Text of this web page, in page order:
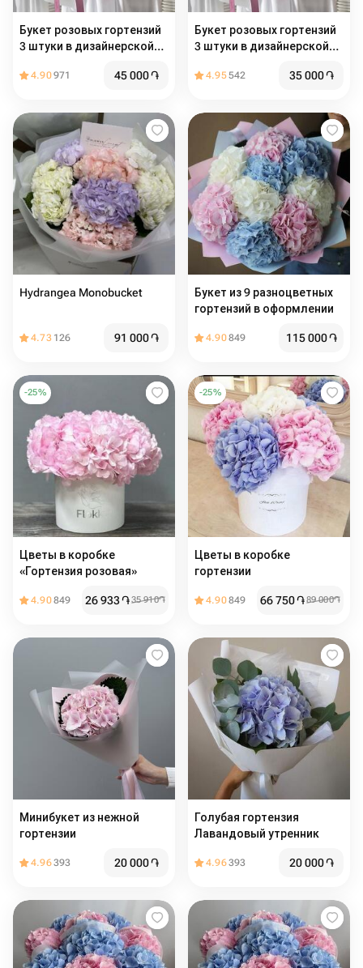
Букет розовых гортензий
3 штуки в дизайнерской
4.90971 45 000֏
Букет розовых гортензий
3 штуки в дизайнерской
4.95542 35 000֏
Hydrangea Monobucket
4.73 126 91 000֏
Букет из 9 разноцветных
гортензий в оформлении
4.90849 115 000֏
-25%
Цветы в коробке
«Гортензия розовая»
4.90849 26 933֏35 910֏
-25%
Цветы в коробке
гортензии
4.90849 66 750֏89 000֏
Минибукет из нежной
гортензии
4.96393 20 000֏
Голубая гортензия
Лавандовый утренник
4.96393 20 000֏